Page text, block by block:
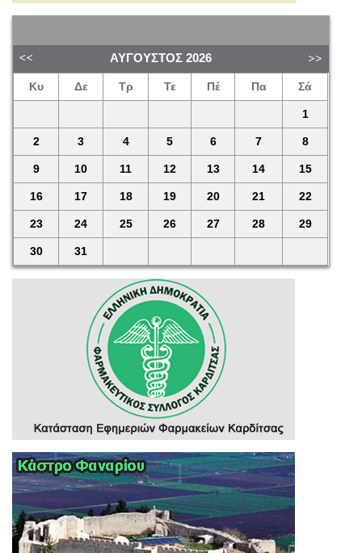
ΑΎΓΟΥΣΤΟΣ 2026
Κυ Δε Τρ Τε Πέ Πα Σά
1
2 3 4 5 6 7 8
9 10 11 12 13 14 15
16 17 18 19 20 21 22
23 24 25 26 27 28 29
30 31